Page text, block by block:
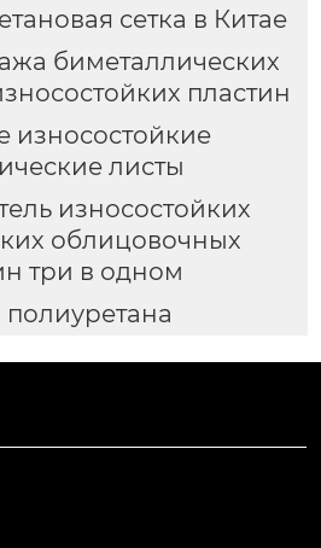
сетка в Китае
биметаллических
пластин
износостойкие
листы
износостойких
облицовочных
три в одном
полиуретана